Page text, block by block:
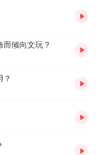
倾向文玩？
？